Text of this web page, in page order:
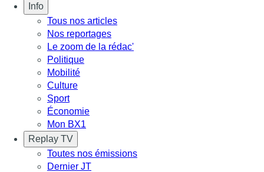
Info
Tous nos articles
Nos reportages
Le zoom de la rédac'
Politique
Mobilité
Culture
Sport
Économie
Mon BX1
Replay TV
Toutes nos émissions
Dernier JT